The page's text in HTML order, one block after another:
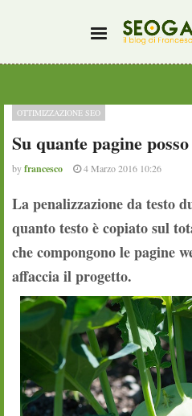
Su quante pagine
OTTIMIZZAZIONE SEO
byfrancesco 4 Marzo 2016 10:26
La penalizzazione da testo
quanto testo è copiato sul
che compongono le pagine
affaccia il progetto.